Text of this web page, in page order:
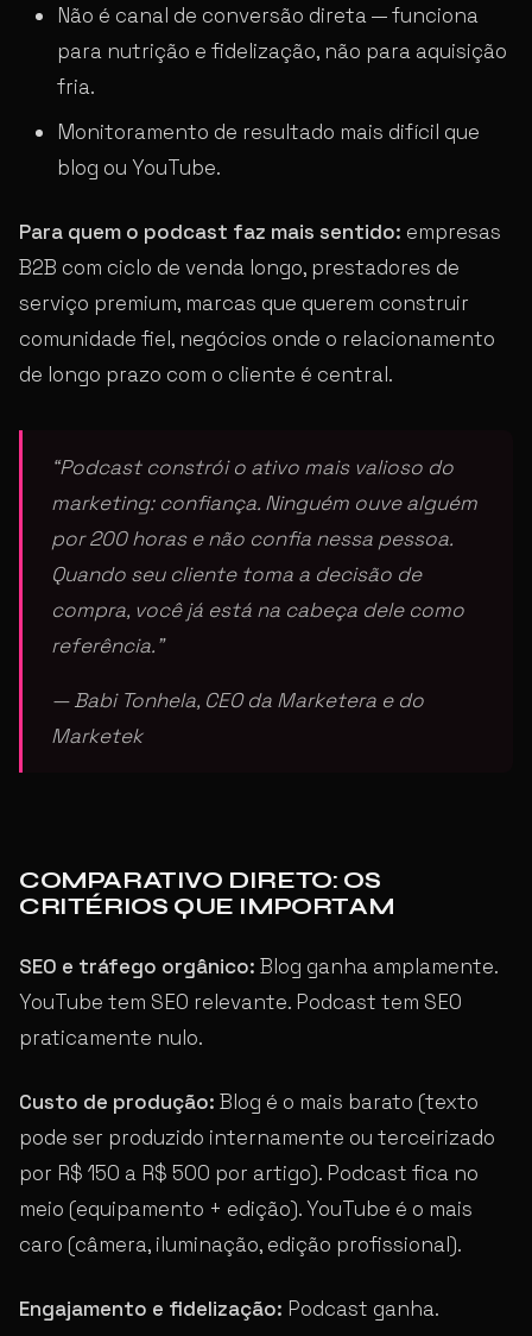
Não é canal de conversão direta — funciona
para nutrição e fidelização, não para aquisição
fria.
Monitoramento de resultado mais difícil que
blog ou YouTube.
Para quem o podcast faz mais sentido: empresas
B2B com ciclo de venda longo, prestadores de
serviço premium, marcas que querem construir
comunidade fiel, negócios onde o relacionamento
de longo prazo com o cliente é central.
“Podcast constrói o ativo mais valioso do
marketing: confiança. Ninguém ouve alguém
por 200 horas e não confia nessa pessoa.
Quando seu cliente toma a decisão de
compra, você já está na cabeça dele como
referência.”
— Babi Tonhela, CEO da Marketera e do
Marketek
COMPARATIVO DIRETO: OS
CRITÉRIOS QUE IMPORTAM
SEO e tráfego orgânico: Blog ganha amplamente.
YouTube tem SEO relevante. Podcast tem SEO
praticamente nulo.
Custo de produção: Blog é o mais barato (texto
pode ser produzido internamente ou terceirizado
por R$ 150 a R$ 500 por artigo). Podcast fica no
meio (equipamento + edição). YouTube é o mais
caro (câmera, iluminação, edição profissional).
Engajamento e fidelização: Podcast ganha.